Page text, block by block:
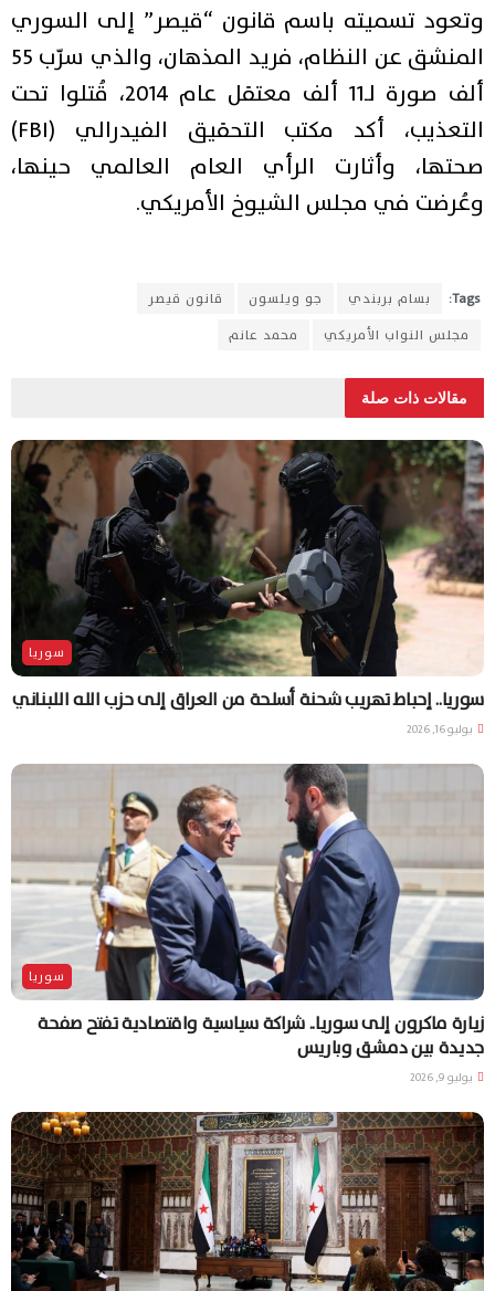
وتعود تسميته باسم قانون “قيصر” إلى السوري
المنشق عن النظام، فريد المذهان، والذي سرّب 55
ألف صورة لـ11 ألف معتقل عام 2014، قُتلوا تحت
التعذيب، أكد مكتب التحقيق الفيدرالي (FBI)
صحتها، وأثارت الرأي العام العالمي حينها،
وعُرضت في مجلس الشيوخ الأمريكي.
Tags: بسام بربندي جو ويلسون
قانون قيصر
مجلس النواب الأمريكي
محمد عانم
مقالات ذات صلة
سوريا
سوريا.. إحباط تهريب شحنة أسلحة من العراق إلى حزب الله اللبناني
يوليو 16, 2026
سوريا
زيارة ماكرون إلى سوريا.. شراكة سياسية واقتصادية تفتح صفحة
جديدة بين دمشق وباريس
يوليو 9, 2026